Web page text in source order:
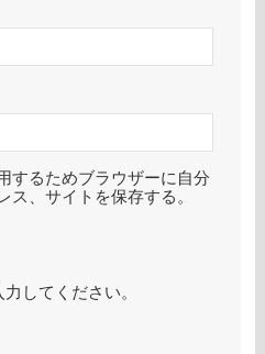
するためブラウザーに自分
ス、サイトを保存する。
してください。